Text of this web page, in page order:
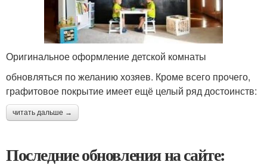
Оригинальное оформление детской комнаты
обновляться по желанию хозяев. Кроме всего прочего,
графитовое покрытие имеет ещё целый ряд достоинств:
читать дальше →
Последние обновления на сайте: